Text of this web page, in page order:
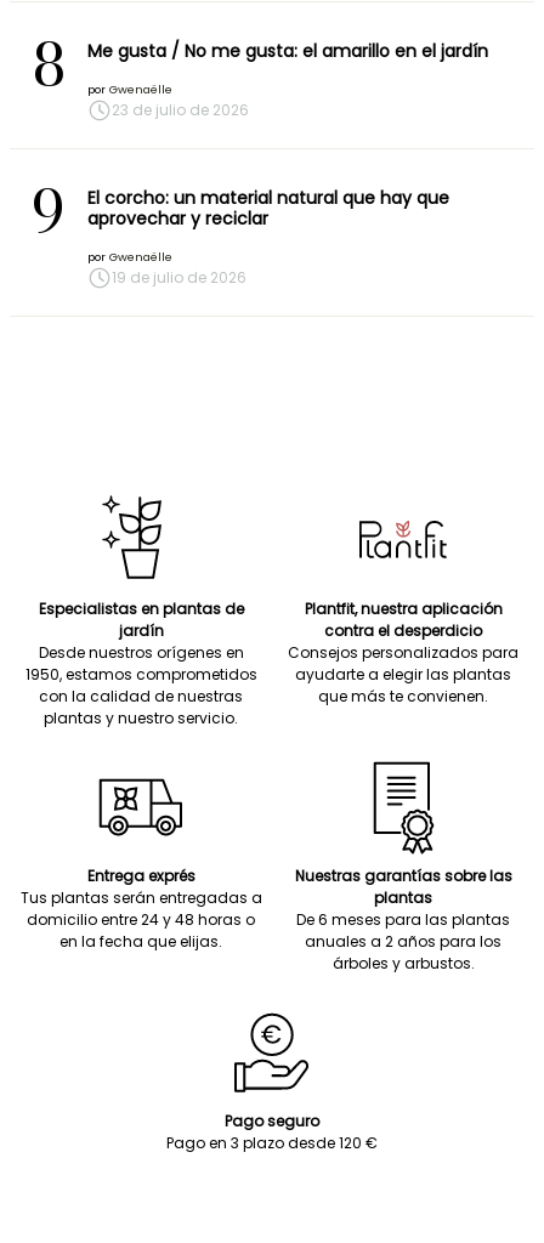
8 Me gusta / No me gusta: el amarillo en el jardín
por Gwenaëlle
23 de julio de 2026
9
El corcho: un material natural que hay que
aprovechar y reciclar
por Gwenaëlle
19 de julio de 2026
Especialistas en plantas de
jardín
Desde nuestros orígenes en
1950, estamos comprometidos
con la calidad de nuestras
plantas y nuestro servicio.
Plantfit, nuestra aplicación
contra el desperdicio
Consejos personalizados para
ayudarte a elegir las plantas
que más te convienen.
Entrega exprés
Tus plantas serán entregadas a
domicilio entre 24 y 48 horas o
en la fecha que elijas.
Nuestras garantías sobre las
plantas
De 6 meses para las plantas
anuales a 2 años para los
árboles y arbustos.
Pago seguro
Pago en 3 plazo desde 120 €